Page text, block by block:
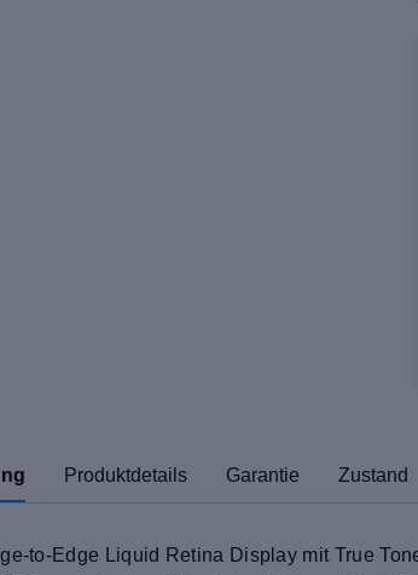
Produktdetails Garantie Zustand
to-Edge Liquid Retina Display mit True